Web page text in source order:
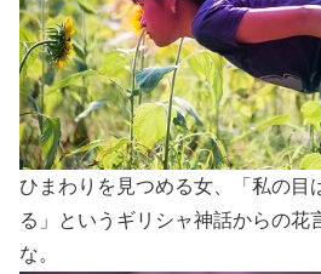
ひまわりを見つめる女、「私の目
る」というギリシャ神話からの花
な。